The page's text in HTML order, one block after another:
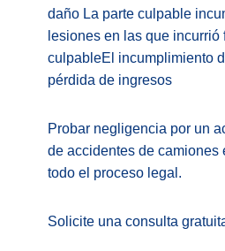
daño La parte culpable
lesiones en las que
culpableEl incumplimiento
pérdida de ingresos
Probar negligencia por un
de accidentes de camiones
todo el proceso legal.
Solicite una consulta